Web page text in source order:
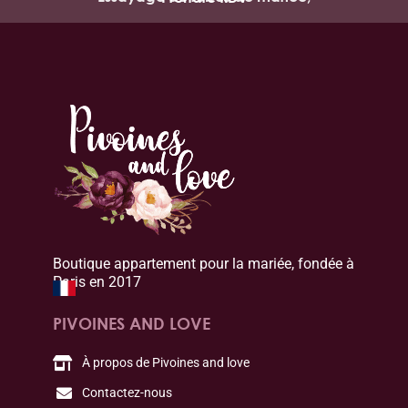
Boutique appartement pour la mariée, fondée à
Paris en 2017
PIVOINES AND LOVE
À propos de Pivoines and love
Contactez-nous